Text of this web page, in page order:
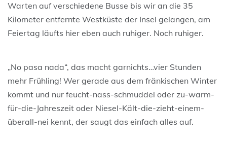
Warten auf verschiedene Busse bis wir an die 35
Kilometer entfernte Westküste der Insel gelangen, am
Feiertag läufts hier eben auch ruhiger. Noch ruhiger.
„No pasa nada“, das macht garnichts…vier Stunden
mehr Frühling! Wer gerade aus dem fränkischen Winter
kommt und nur feucht-nass-schmuddel oder zu-warm-
für-die-Jahreszeit oder Niesel-Kält-die-zieht-einem-
überall-nei kennt, der saugt das einfach alles auf.